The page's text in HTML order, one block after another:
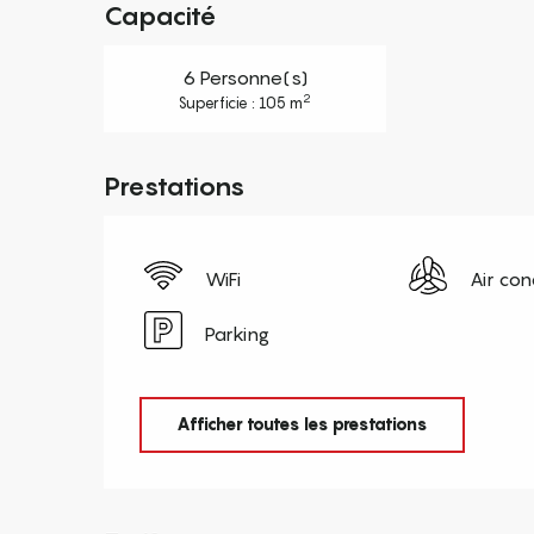
Capacité
6 Personne(s)
Superficie : 105 m2
Prestations
WiFi Air
Parking
Afficher toutes les prestations